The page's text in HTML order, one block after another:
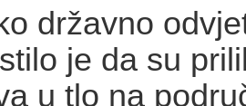
državno
je da su
u tlo na